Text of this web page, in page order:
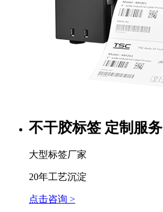
不干胶标签 定制服务
大型标签厂家
20年工艺沉淀
点击咨询 >